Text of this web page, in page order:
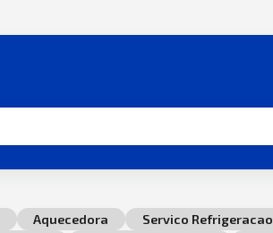
Aquecedora Servico Refrigeracao